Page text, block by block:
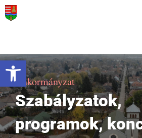
Eszköztár megnyitása
Kihagyás
Önkormányzat
Szabályzatok,
programok,